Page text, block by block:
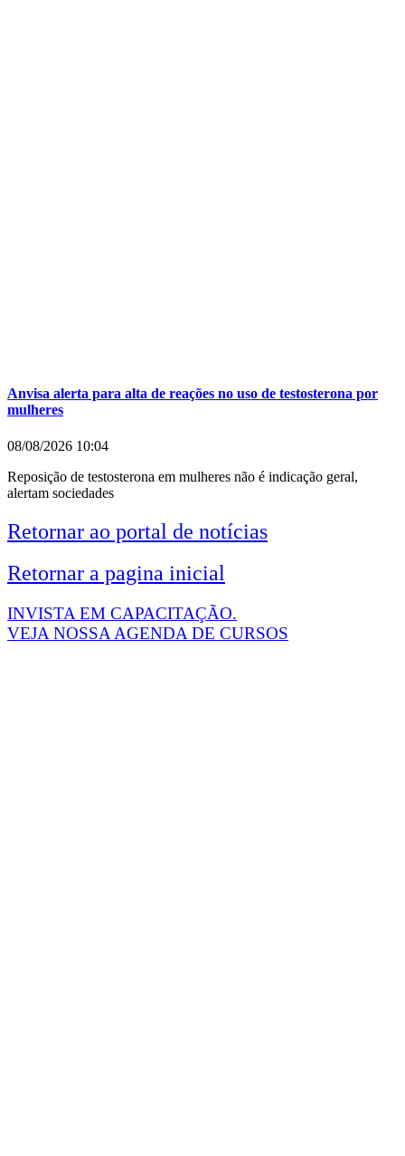
Anvisa alerta para alta de reações no uso de testosterona por
mulheres
08/08/2026 10:04
Reposição de testosterona em mulheres não é indicação geral,
alertam sociedades
Retornar ao portal de notícias
Retornar a pagina inicial
INVISTA EM CAPACITAÇÃO.
VEJA NOSSA AGENDA DE CURSOS